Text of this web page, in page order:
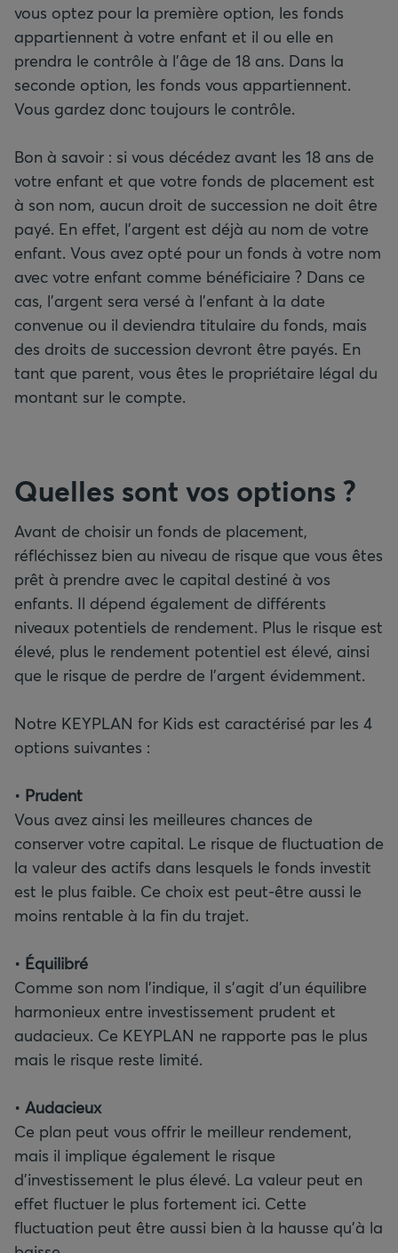
vous optez pour la première option, les fonds
appartiennent à votre enfant et il ou elle en
prendra le contrôle à l’âge de 18 ans. Dans la
seconde option, les fonds vous appartiennent.
Vous gardez donc toujours le contrôle.
Bon à savoir : si vous décédez avant les 18 ans de
votre enfant et que votre fonds de placement est
à son nom, aucun droit de succession ne doit être
payé. En effet, l’argent est déjà au nom de votre
enfant. Vous avez opté pour un fonds à votre nom
avec votre enfant comme bénéficiaire ? Dans ce
cas, l’argent sera versé à l’enfant à la date
convenue ou il deviendra titulaire du fonds, mais
des droits de succession devront être payés. En
tant que parent, vous êtes le propriétaire légal du
montant sur le compte.
Quelles sont vos options ?
Avant de choisir un fonds de placement,
réfléchissez bien au niveau de risque que vous êtes
prêt à prendre avec le capital destiné à vos
enfants. Il dépend également de différents
niveaux potentiels de rendement. Plus le risque est
élevé, plus le rendement potentiel est élevé, ainsi
que le risque de perdre de l’argent évidemment.
Notre KEYPLAN for Kids est caractérisé par les 4
options suivantes :
•
Vous avez ainsi les meilleures chances de
conserver votre capital. Le risque de fluctuation de
la valeur des actifs dans lesquels le fonds investit
est le plus faible. Ce choix est peut-être aussi le
moins rentable à la fin du trajet.
• Équilibré
Comme son nom l’indique, il s’agit d’un équilibre
harmonieux entre investissement prudent et
audacieux. Ce KEYPLAN ne rapporte pas le plus
mais le risque reste limité.
• Audacieux
Ce plan peut vous offrir le meilleur rendement,
mais il implique également le risque
d’investissement le plus élevé. La valeur peut en
effet fluctuer le plus fortement ici. Cette
fluctuation peut être aussi bien à la hausse qu’à la